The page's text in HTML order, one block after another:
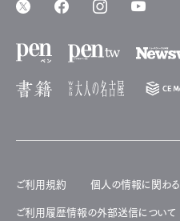
ご利用規約 個人の情報に関わ
ご利用履歴情報の外部送信について